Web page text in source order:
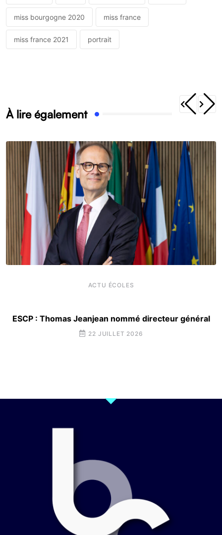
miss bourgogne 2020 miss france
miss france 2021 portrait
À lire également
ACTU ÉCOLES
ESCP : Thomas Jeanjean nommé directeur général
22 JUILLET 2026